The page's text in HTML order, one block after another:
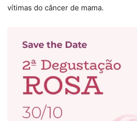
vítimas do câncer de mama.